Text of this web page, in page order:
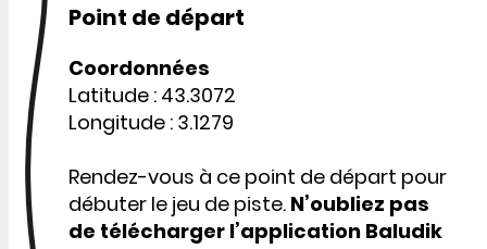
Point de départ
Coordonnées
Latitude : 43.3072
Longitude : 3.1279
Rendez-vous à ce point de départ pour
débuter le jeu de piste. N’oubliez pas
de télécharger l’application Baludik